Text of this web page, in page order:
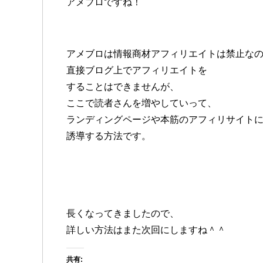
アメブロですね！
アメブロは情報商材アフィリエイトは禁止な
直接ブログ上でアフィリエイトを
することはできませんが、
ここで読者さんを増やしていって、
ランディングページや本筋のアフィリサイトに
誘導する方法です。
長くなってきましたので、
詳しい方法はまた次回にしますね＾＾
共有: